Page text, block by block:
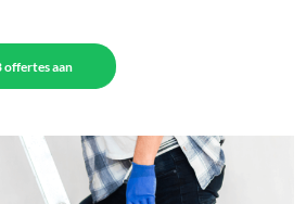
offertes aan